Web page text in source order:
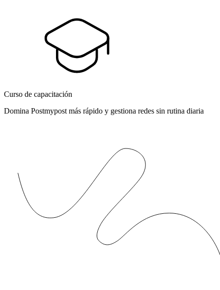
Curso de capacitación
Domina Postmypost más rápido y gestiona redes sin rutina diaria